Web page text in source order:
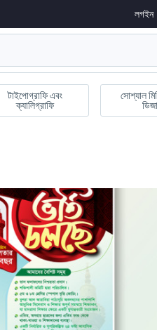
লগইন
টাইপোগ্রাফি এবং
ক্যালিগ্রাফি
সোশ্যাল